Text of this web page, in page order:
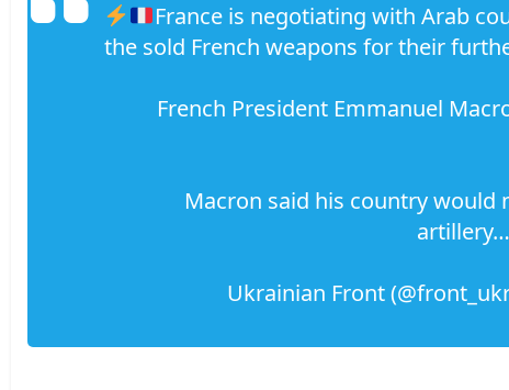
France is negotiating with Arab
the sold French weapons for their
French President Emmanuel
Macron said his country would
artillery…
Ukrainian Front